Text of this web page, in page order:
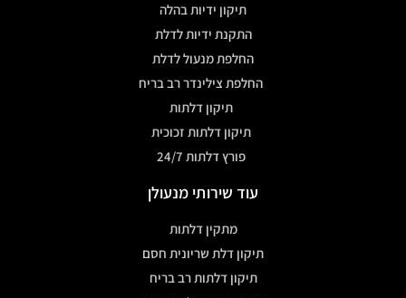
תיקון ידיות בהלה
התקנת ידיות לדלת
החלפת מנעול לדלת
החלפת צילינדר רב בריח
תיקון דלתות
תיקון דלתות זכוכית
פורץ דלתות 24/7
עוד שירותי מנעולן
מתקין דלתות
תיקון דלת שריונית חסם
תיקון דלתות רב בריח